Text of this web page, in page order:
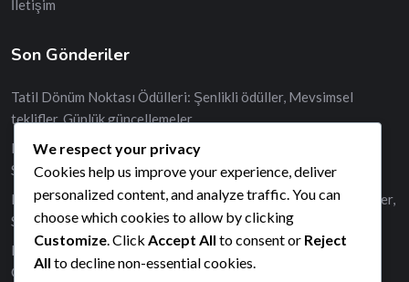
İletişim
Son Gönderiler
Tatil Dönüm Noktası Ödülleri: Şenlikli ödüller, Mevsimsel
teklifler, Günlük güncellemeler
Raidler İçin Coin Bağlantıları: Özel ödüller, Günlük talepler,
Sınırlı süre
Nadir Spin Bağlantıları: Günlük Ücretsiz Dönüşler, Eşsiz Ödüller,
Sınırlı Süre
Etkinlikler için Coin Bağlantıları: Temalı ödüller, Özel günler,
Günlük talepler
We respect your privacy
Cookies help us improve your experience, deliver
personalized content, and analyze traffic. You can
choose which cookies to allow by clicking
Customize . Click Accept All to consent or Reject
All to decline non-essential cookies.